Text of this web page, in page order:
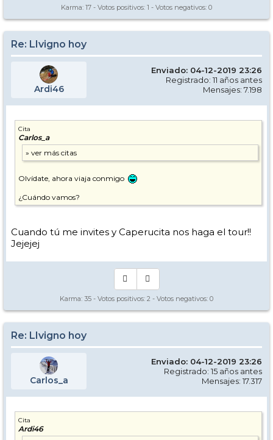
Karma: 17 - Votos positivos: 1 - Votos negativos: 0
Re: LIvigno hoy
Ardi46
Enviado: 04-12-2019 23:26
Registrado: 11 años antes
Mensajes: 7.198
Cita
Carlos_a
Olvídate, ahora viaja conmigo
¿Cuándo vamos?
Cuando tú me invites y Caperucita nos haga el tour!!
Jejejej
Karma: 35 - Votos positivos: 2 - Votos negativos: 0
Re: LIvigno hoy
Carlos_a
Enviado: 04-12-2019 23:26
Registrado: 15 años antes
Mensajes: 17.317
Cita
Ardi46